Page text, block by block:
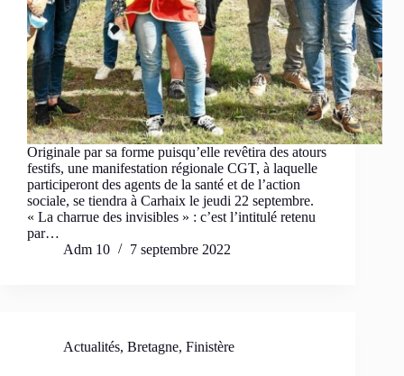
Originale par sa forme puisqu’elle revêtira des atours
festifs, une manifestation régionale CGT, à laquelle
participeront des agents de la santé et de l’action
sociale, se tiendra à Carhaix le jeudi 22 septembre.
« La charrue des invisibles » : c’est l’intitulé retenu
par…
Adm 10
7 septembre 2022
Actualités, Bretagne, Finistère